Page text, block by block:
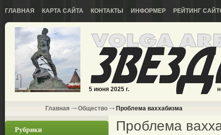
ГЛАВНАЯ КАРТА САЙТА КОНТАКТЫ ИНФОРМЕР РЕЙТИНГ
5 июня 2025 г.
Главная Общество Проблема ваххабизма
Рубрики Проблема